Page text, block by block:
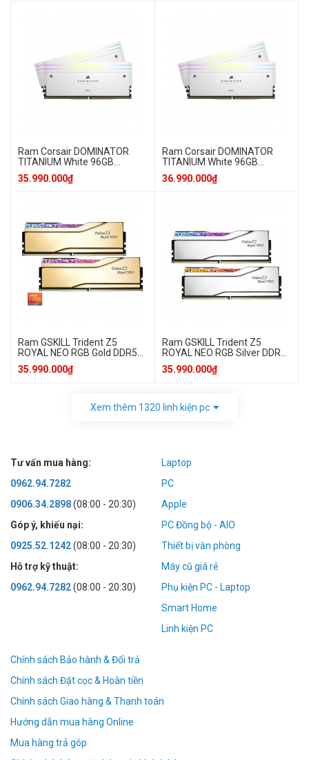
Ram Corsair DOMINATOR
TITANIUM White 96GB
2x48GB 6400MT/s DDR5
35.990.000₫
Ram Corsair DOMINATOR
TITANIUM White 96GB
2x48GB 6600MT/s DDR5
36.990.000₫
Ram GSKILL Trident Z5
ROYAL NEO RGB Gold DDR5
96GB (48GB x 2) 6000MHz
CL28 EXPO F5-
35.990.000₫
Ram GSKILL Trident Z5
ROYAL NEO RGB Silver DDR5
96GB (48GB x 2) 6000MHz
CL28 EXPO F5-
35.990.000₫
Xem thêm 1320 linh kiện pc
Tư vấn mua hàng:
0962.94.7282
0906.34.2898(08:00 - 20:30)
Góp ý, khiếu nại:
0925.52.1242(08:00 - 20:30)
Hỗ trợ kỹ thuật:
0962.94.7282(08:00 - 20:30)
Laptop
PC
Apple
PC Đồng bộ - AIO
Thiết bị văn phòng
Máy cũ giá rẻ
Phụ kiện PC - Laptop
Smart Home
Linh kiện PC
Chính sách Bảo hành & Đổi trả
Chính sách Đặt cọc & Hoàn tiền
Chính sách Giao hàng & Thanh toán
Hướng dẫn mua hàng Online
Mua hàng trả góp